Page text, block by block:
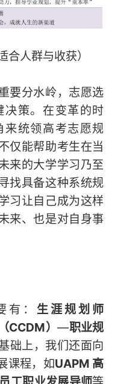
合人群与收获）
要分水岭，志愿选
决策。在变革的时
来统领高考志愿规
仅能帮助考生在当
来的大学学习乃至
找具备这种系统规
习让自己成为这样
来、也是对自身事
有： 生涯规划师
CCDM）—职业规
础上，我们还面向
课程，如UAPM 高